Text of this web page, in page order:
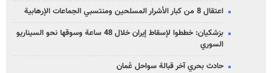
اعتقال 8 من كبار الأشرار المسلحين ومنتسبي الجماعات الإرهابية
بزشكيان: خططوا لإسقاط إيران خلال 48 ساعة وسوقها نحو السيناريو
السوري
حادث بحري آخر قبالة سواحل عُمان